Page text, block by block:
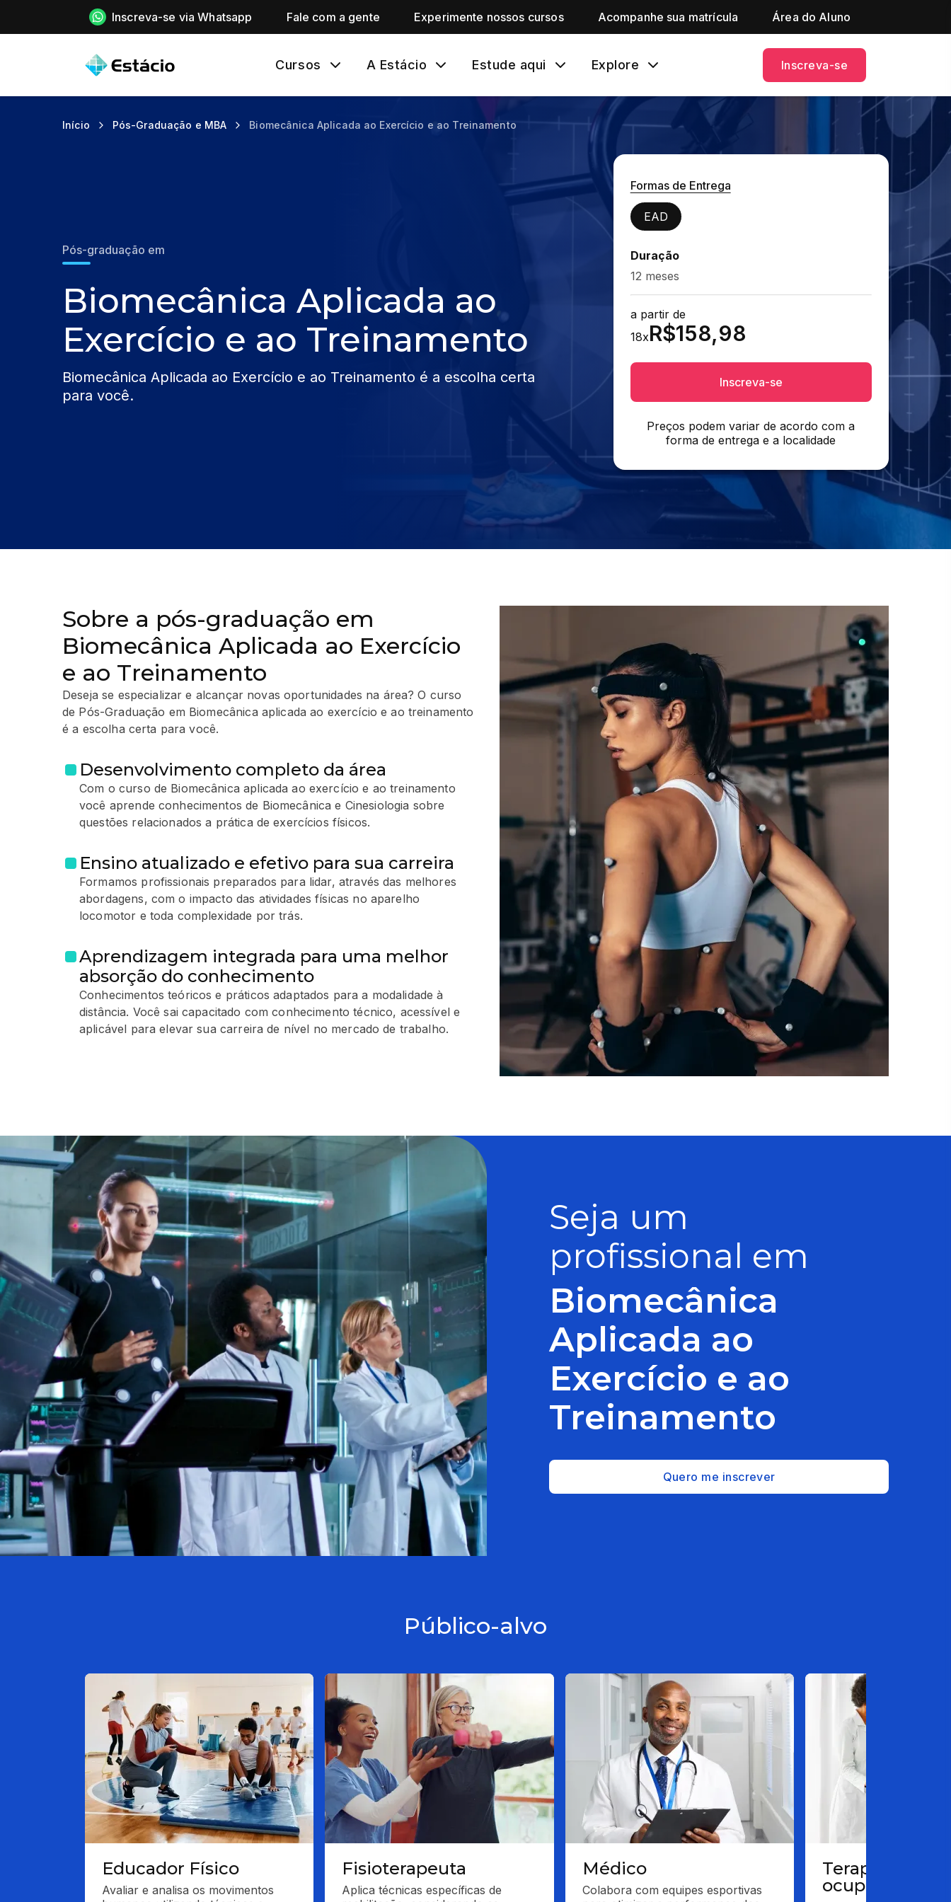
Inscreva-se via Whatsapp Fale com a gente Experimente nossos cursos Acompanhe sua matrícula Área do Aluno
Cursos A Estácio Estude aqui Explore Inscreva-se
Início Pós-Graduação e MBA Biomecânica Aplicada ao Exercício e ao Treinamento
Pós-graduação em
Biomecânica Aplicada ao
Exercício e ao Treinamento
Biomecânica Aplicada ao Exercício e ao Treinamento é a escolha certa
para você.
Formas de Entrega
EAD
Duração
12 meses
a partir de
18xR$158,98
Inscreva-se
Preços podem variar de acordo com a
forma de entrega e a localidade
Sobre a pós-graduação em
Biomecânica Aplicada ao Exercício
e ao Treinamento
Deseja se especializar e alcançar novas oportunidades na área? O curso
de Pós-Graduação em Biomecânica aplicada ao exercício e ao treinamento
é a escolha certa para você.
Desenvolvimento completo da área
Com o curso de Biomecânica aplicada ao exercício e ao treinamento
você aprende conhecimentos de Biomecânica e Cinesiologia sobre
questões relacionados a prática de exercícios físicos.
Ensino atualizado e efetivo para sua carreira
Formamos profissionais preparados para lidar, através das melhores
abordagens, com o impacto das atividades físicas no aparelho
locomotor e toda complexidade por trás.
Aprendizagem integrada para uma melhor
absorção do conhecimento
Conhecimentos teóricos e práticos adaptados para a modalidade à
distância. Você sai capacitado com conhecimento técnico, acessível e
aplicável para elevar sua carreira de nível no mercado de trabalho.
Seja um
profissional em
Biomecânica
Aplicada ao
Exercício e ao
Treinamento
Quero me inscrever
Público-alvo
Educador Físico
Avaliar e analisa os movimentos
Fisioterapeuta
Aplica técnicas específicas de
Médico
Colabora com equipes esportivas
Terapeuta
ocupacional